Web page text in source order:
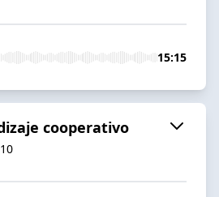
15:15
cooperativo